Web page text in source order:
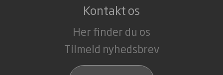
Kontakt os
Her finder du os
Tilmeld nyhedsbrev